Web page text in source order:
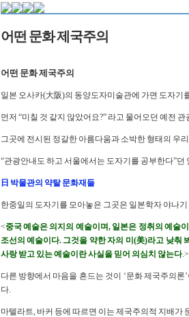
어떤 문화 제국주의
어떤 문화 제국주의
일본 오사카(大阪)의 동양도자미술관에 가면 도자기
먼저 “미칠 것 같지 않았어요?” 라고 물어오던 예전
그곳에 전시된 정갈한 아름다움과 소박한 형태의 우
“관광안내도 하고 서울에서는 도자기를 공부한다”
日 박물관의 약탈 문화재들
한중일의 도자기를 모아놓은 그곳은 일본학자 야나
<중국 예술은 의지의 예술이며, 일본은 정취의 예술
조선의 예술이다. 그것을 약한 자의 미(美)라고 낮춰
사랑 받고 있는 예술이란 사실을 믿어 의심치 않는다.
다른 방향에서 마음을 흔드는 것이 ‘문화 제국주의
다.
마텔라트, 바커 등에 따르면 이는 제국주의적 지배가